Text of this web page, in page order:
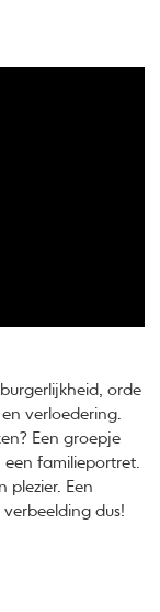
orde
verloedering.
Een groepje
familieportret.
plezier. Een
dus!